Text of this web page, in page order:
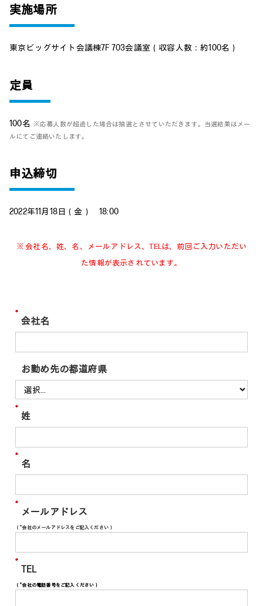
実施場所
東京ビッグサイト会議棟7F 703会議室（収容人数：約100名）
定員
100名
※応募人数が超過した場合は抽選とさせていただきます。当選結果はメー
ルにてご連絡いたします。
申込締切
2022年11月18日（金） 18:00
※ 会社名、姓、名、メールアドレス、TELは、前回ご入力いただい
た情報が表示されています。
*
会社名
お勤め先の都道府県
*
姓
*
名
*
メールアドレス
（*会社のメールアドレスをご記入ください）
*
TEL
（*会社の電話番号をご記入ください）